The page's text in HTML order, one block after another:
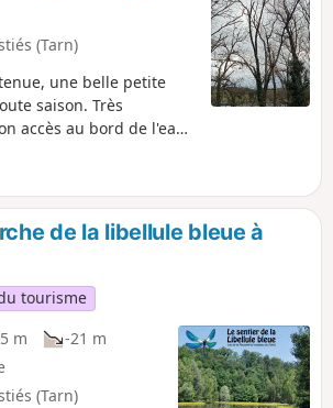
(Tarn)
une belle petite
saison. Très
accès au bord de l'eau
de canoë, voile, et
lieu agréable.
de la libellule bleue à
tourisme
m
-21 m
(Tarn)